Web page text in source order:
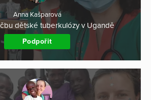
Anna Kašparová
dětské tuberkulózy v Ugandě
Podpořit